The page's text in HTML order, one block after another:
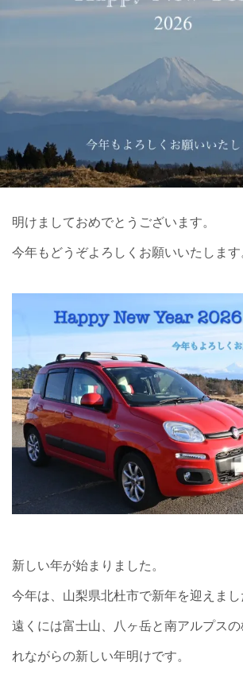
明けましておめでとうございます。
今年もどうぞよろしくお願いいたします
新しい年が始まりました。
今年は、山梨県北杜市で新年を迎えまし
遠くには富士山、八ヶ岳と南アルプスの
れながらの新しい年明けです。